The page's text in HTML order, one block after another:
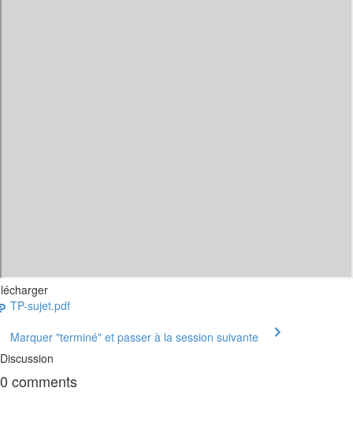
TP-sujet.pdf
Marquer "terminé" et passer à la session suivante
Discussion
0 comments